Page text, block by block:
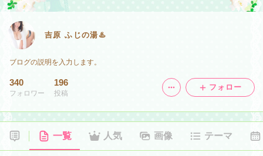
吉原 ふじの湯♨️
ブログの説明を入力します。
340
フォロワー
196
投稿
フォロー
一覧 人気 画像 テーマ